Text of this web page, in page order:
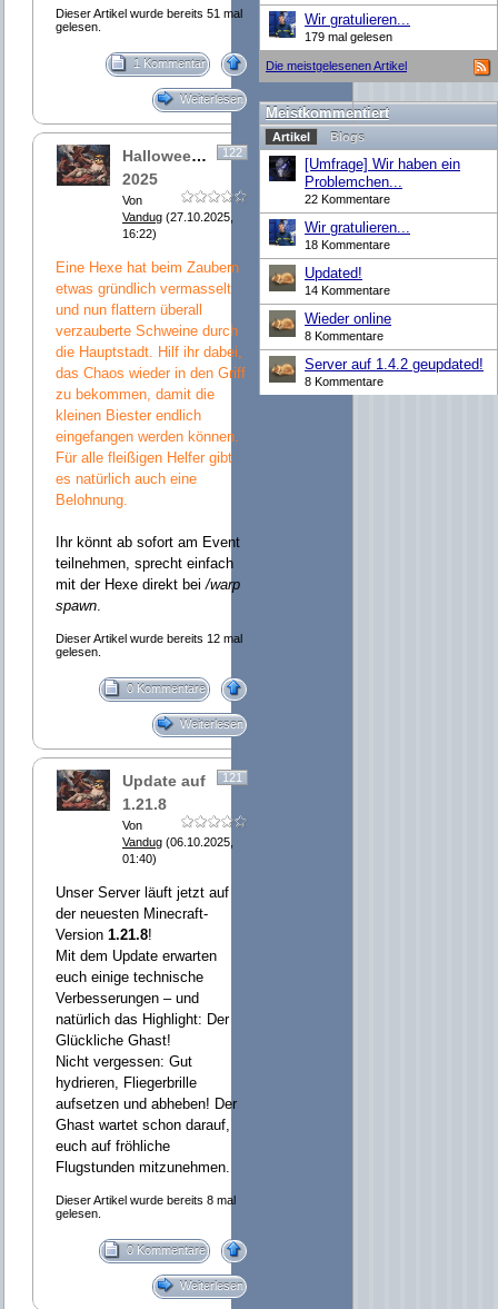
Dieser Artikel wurde bereits 51 mal
gelesen.
1 Kommentar
Weiterlesen
122
Halloweenevent
2025
Von
Vandug (27.10.2025,
16:22)
Eine Hexe hat beim Zaubern
etwas gründlich vermasselt
und nun flattern überall
verzauberte Schweine durch
die Hauptstadt. Hilf ihr dabei,
das Chaos wieder in den Griff
zu bekommen, damit die
kleinen Biester endlich
eingefangen werden können.
Für alle fleißigen Helfer gibt
es natürlich auch eine
Belohnung.
Ihr könnt ab sofort am Event
teilnehmen, sprecht einfach
mit der Hexe direkt bei/warp
spawn
Dieser Artikel wurde bereits 12 mal
gelesen.
0 Kommentare
Weiterlesen
121
Update auf
1.21.8
Von
Vandug (06.10.2025,
01:40)
Unser Server läuft jetzt auf
der neuesten Minecraft-
Version 1.21.8!
Mit dem Update erwarten
euch einige technische
Verbesserungen – und
natürlich das Highlight: Der
Glückliche Ghast!
Nicht vergessen: Gut
hydrieren, Fliegerbrille
aufsetzen und abheben! Der
Ghast wartet schon darauf,
euch auf fröhliche
Flugstunden mitzunehmen.
Dieser Artikel wurde bereits 8 mal
gelesen.
0 Kommentare
Weiterlesen
Wir gratulieren...
179 mal gelesen
Die meistgelesenen Artikel
Meistkommentiert
Artikel Blogs
[Umfrage] Wir haben ein
Problemchen...
22 Kommentare
Wir gratulieren...
18 Kommentare
Updated!
14 Kommentare
Wieder online
8 Kommentare
Server auf 1.4.2 geupdated!
8 Kommentare